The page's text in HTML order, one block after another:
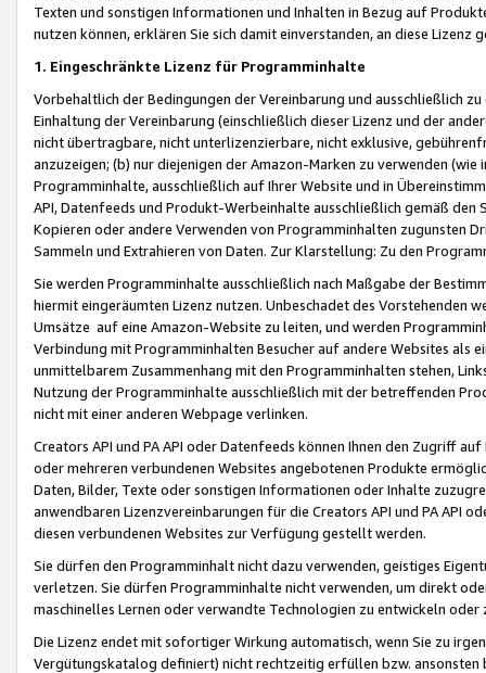
Texten und sonstigen Informationen und Inhalten in Bezug auf
nutzen können, erklären Sie sich damit einverstanden, an diese Lizenz
1. Eingeschränkte Lizenz für Programminhalte
Vorbehaltlich der Bedingungen der Vereinbarung und ausschließlich
Einhaltung der Vereinbarung (einschließlich dieser Lizenz und der
nicht übertragbare, nicht unterlizenzierbare, nicht exklusive,
anzuzeigen; (b) nur diejenigen der Amazon-Marken zu verwenden
Programminhalte, ausschließlich auf Ihrer Website und in
API, Datenfeeds und Produkt-Werbeinhalte ausschließlich gemäß
Kopieren oder andere Verwenden von Programminhalten zugunsten
Sammeln und Extrahieren von Daten. Zur Klarstellung: Zu den
Sie werden Programminhalte ausschließlich nach Maßgabe der
hiermit eingeräumten Lizenz nutzen. Unbeschadet des Vorstehenden
Umsätze auf eine Amazon-Website zu leiten, und werden
Verbindung mit Programminhalten Besucher auf andere Websites als
unmittelbarem Zusammenhang mit den Programminhalten stehen,
Nutzung der Programminhalte ausschließlich mit der betreffenden
nicht mit einer anderen Webpage verlinken.
Creators API und PA API oder Datenfeeds können Ihnen den Zugriff
oder mehreren verbundenen Websites angebotenen Produkte
Daten, Bilder, Texte oder sonstigen Informationen oder Inhalte
anwendbaren Lizenzvereinbarungen für die Creators API und PA API
diesen verbundenen Websites zur Verfügung gestellt werden.
Sie dürfen den Programminhalt nicht dazu verwenden, geistiges
verletzen. Sie dürfen Programminhalte nicht verwenden, um direkt
maschinelles Lernen oder verwandte Technologien zu entwickeln
Die Lizenz endet mit sofortiger Wirkung automatisch, wenn Sie zu
Vergütungskatalog definiert) nicht rechtzeitig erfüllen bzw. ansonsten